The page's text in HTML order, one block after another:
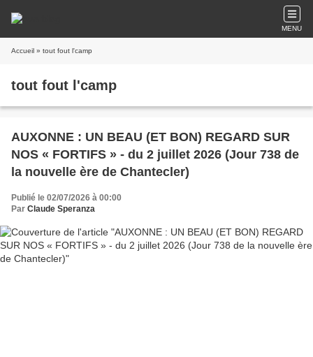
MENU
Accueil » tout fout l'camp
tout fout l'camp
AUXONNE : UN BEAU (ET BON) REGARD SUR
NOS « FORTIFS » - du 2 juillet 2026 (Jour 738 de
la nouvelle ère de Chantecler)
Publié le 02/07/2026 à 00:00
Par Claude Speranza